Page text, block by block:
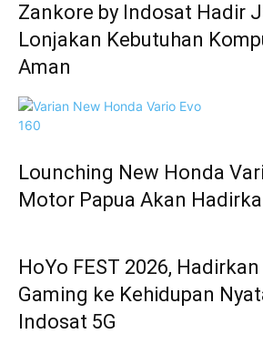
Zankore by Indosat Hadir
Lonjakan Kebutuhan
Aman
Lounching New Honda
Motor Papua Akan
HoYo FEST 2026,
Gaming ke Kehidupan
Indosat 5G